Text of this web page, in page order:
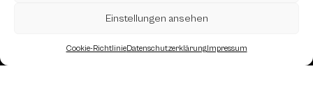
Einstellungen ansehen
Cookie-RichtlinieDatenschutzerklärungImpressum